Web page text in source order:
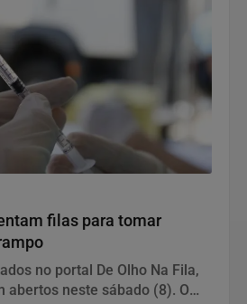
filas para tomar
no portal De Olho Na Fila,
abertos neste sábado (8). O